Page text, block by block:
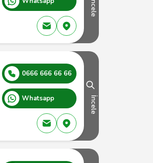
İncele
0666 666 66 66
Whatsapp İncele